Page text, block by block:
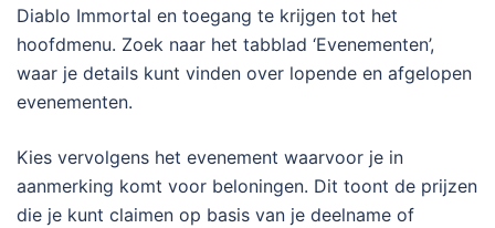
Diablo Immortal en toegang te krijgen tot het
hoofdmenu. Zoek naar het tabblad ‘Evenementen’,
waar je details kunt vinden over lopende en afgelopen
evenementen.
Kies vervolgens het evenement waarvoor je in
aanmerking komt voor beloningen. Dit toont de prijzen
die je kunt claimen op basis van je deelname of